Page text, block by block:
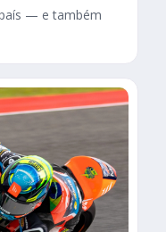
— e também